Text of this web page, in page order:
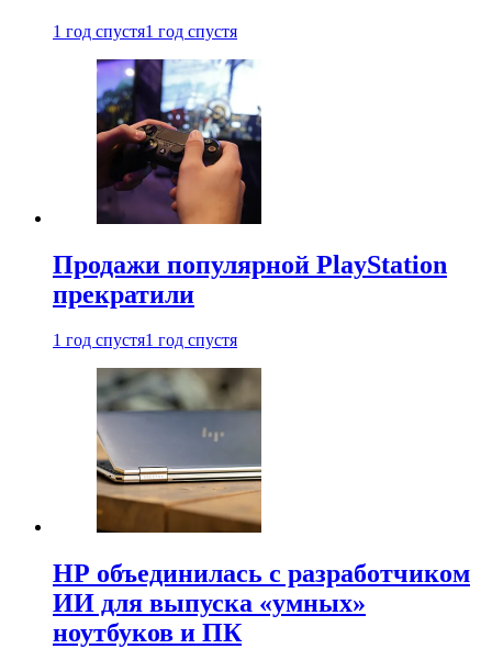
1 год спустя1 год спустя
Продажи популярной PlayStation
прекратили
1 год спустя1 год спустя
HP объединилась с разработчиком
ИИ для выпуска «умных»
ноутбуков и ПК